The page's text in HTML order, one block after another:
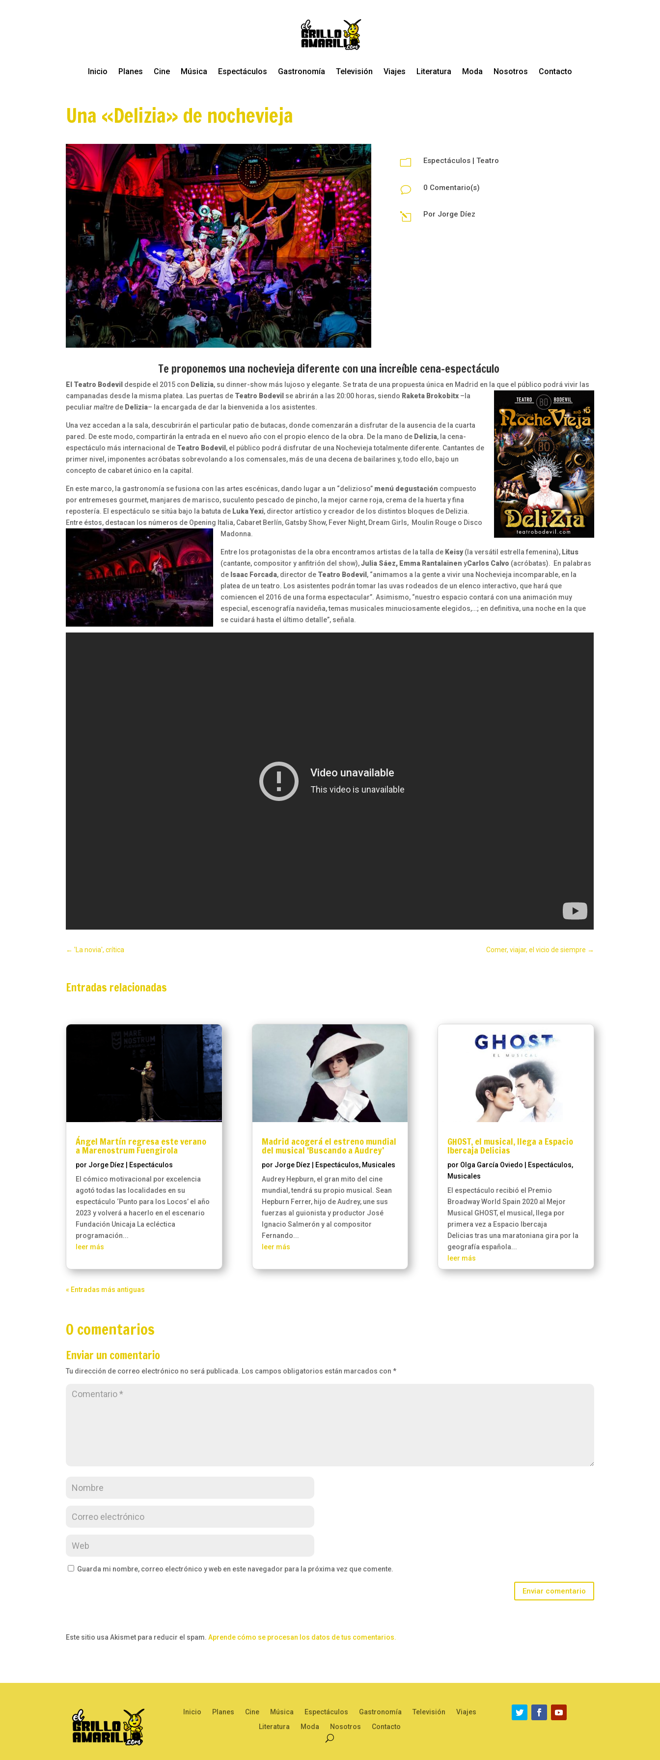
Inicio Planes Cine Música Espectáculos Gastronomía Televisión Viajes Literatura Moda Nosotros Contacto
Una «Delizia» de nochevieja
m Espectáculos |Teatro
v 0 Comentario(s)
l Por Jorge Díez
Te proponemos una nochevieja diferente con una increíble cena-espectáculo
El Teatro Bodevil despide el 2015 con Delizia, su dinner-show más lujoso y elegante. Se trata de una propuesta única en Madrid en la que el público podrá vivir las
campanadas desde la misma platea. Las puertas de Teatro Bodevil se abrirán a las 20:00 horas, siendo Raketa Brokobitx –la
peculiarmaître de Delizia– la encargada de dar la bienvenida a los asistentes.
Una vez accedan a la sala, descubrirán el particular patio de butacas, donde comenzarán a disfrutar de la ausencia de la cuarta
pared. De este modo, compartirán la entrada en el nuevo año con el propio elenco de la obra. De la mano de Delizia, la cena-
espectáculo más internacional de Teatro Bodevil , el público podrá disfrutar de una Nochevieja totalmente diferente. Cantantes de
primer nivel, imponentes acróbatas sobrevolando a los comensales, más de una decena de bailarines y, todo ello, bajo un
concepto de cabaret único en la capital.
En este marco, la gastronomía se fusiona con las artes escénicas, dando lugar a un “delizioso” menú degustación compuesto
por entremeses gourmet, manjares de marisco, suculento pescado de pincho, la mejor carne roja, crema de la huerta y fina
repostería. El espectáculo se sitúa bajo la batuta de Luka Yexi, director artístico y creador de los distintos bloques de Delizia.
Entre éstos, destacan los números de Opening Italia, Cabaret Berlín, Gatsby Show, Fever Night, Dream Girls, Moulin Rouge o Disco
Madonna.
Entre los protagonistas de la obra encontramos artistas de la talla de Keisy(la versátil estrella femenina), Litus
(cantante, compositor y anfitrión del show),Julia Sáez, Emma Rantalainen yCarlos Calvo (acróbatas). En palabras
de Isaac Forcada, director de Teatro Bodevil , “animamos a la gente a vivir una Nochevieja incomparable, en la
platea de un teatro. Los asistentes podrán tomar las uvas rodeados de un elenco interactivo, que hará que
comiencen el 2016 de una forma espectacular”. Asimismo, “nuestro espacio contará con una animación muy
especial, escenografía navideña, temas musicales minuciosamente elegidos,…; en definitiva, una noche en la que
se cuidará hasta el último detalle”, señala.
←'La novia', crítica Comer, viajar, el vicio de siempre →
Entradas relacionadas
Ángel Martín regresa este verano
a Marenostrum Fuengirola
por Jorge Díez
Espectáculos
El cómico motivacional por excelencia
agotó todas las localidades en su
espectáculo ‘Punto para los Locos’ el año
2023 y volverá a hacerlo en el escenario
Fundación Unicaja La ecléctica
programación...
leer más
Madrid acogerá el estreno mundial
del musical ‘Buscando a Audrey’
por Jorge Díez Espectáculos, Musicales
Audrey Hepburn, el gran mito del cine
mundial, tendrá su propio musical. Sean
Hepburn Ferrer, hijo de Audrey, une sus
fuerzas al guionista y productor José
Ignacio Salmerón y al compositor
Fernando...
leer más
GHOST, el musical, llega a Espacio
Ibercaja Delicias
por Olga García Oviedo Espectáculos,
Musicales
El espectáculo recibió el Premio
Broadway World Spain 2020 al Mejor
Musical GHOST, el musical, llega por
primera vez a Espacio Ibercaja
Delicias tras una maratoniana gira por la
geografía española...
leer más
« Entradas más antiguas
0 comentarios
Enviar un comentario
Tu dirección de correo electrónico no será publicada. Los campos obligatorios están marcados con*
Guarda mi nombre, correo electrónico y web en este navegador para la próxima vez que comente.
Enviar comentario
Este sitio usa Akismet para reducir el spam.Aprende cómo se procesan los datos de tus comentarios.
Inicio Planes Cine Música Espectáculos Gastronomía Televisión
Viajes
Literatura
Moda Nosotros Contacto